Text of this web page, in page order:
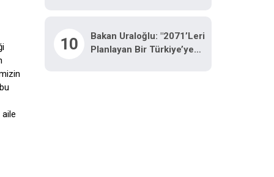
10
Bakan Uraloğlu: "2071’leri
Planlayan Bir Türkiye’ye